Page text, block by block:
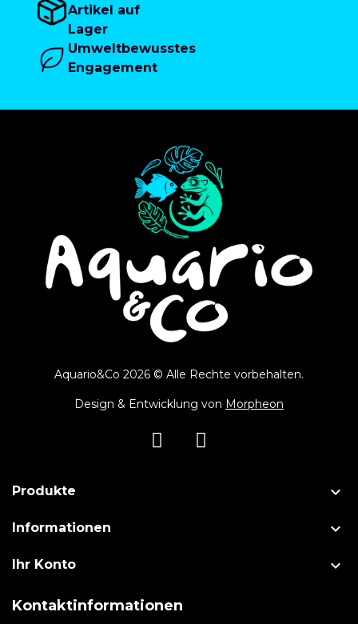
Artikel auf
Lager
Umweltbewusstes
Engagement
Aquario&Co 2026 © Alle Rechte vorbehalten.
Design & Entwicklung von Morpheon
Produkte 
Informationen 
Ihr Konto 
Kontaktinformationen